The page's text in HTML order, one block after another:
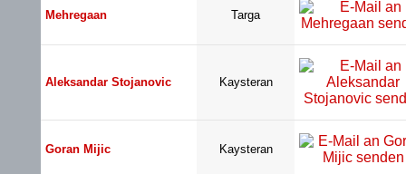
Mehregaan Targa
Aleksandar Stojanovic Kaysteran
Goran Mijic Kaysteran